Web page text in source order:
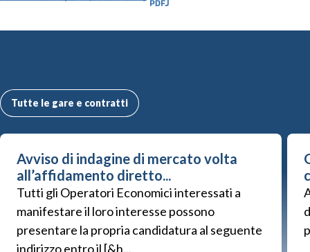
Tutte le gare e contratti
Avviso di indagine di mercato volta
all’affidamento diretto...
Tutti gli Operatori Economici interessati a
manifestare il loro interesse possono
presentare la propria candidatura al seguente
indirizzo entro il [&h...